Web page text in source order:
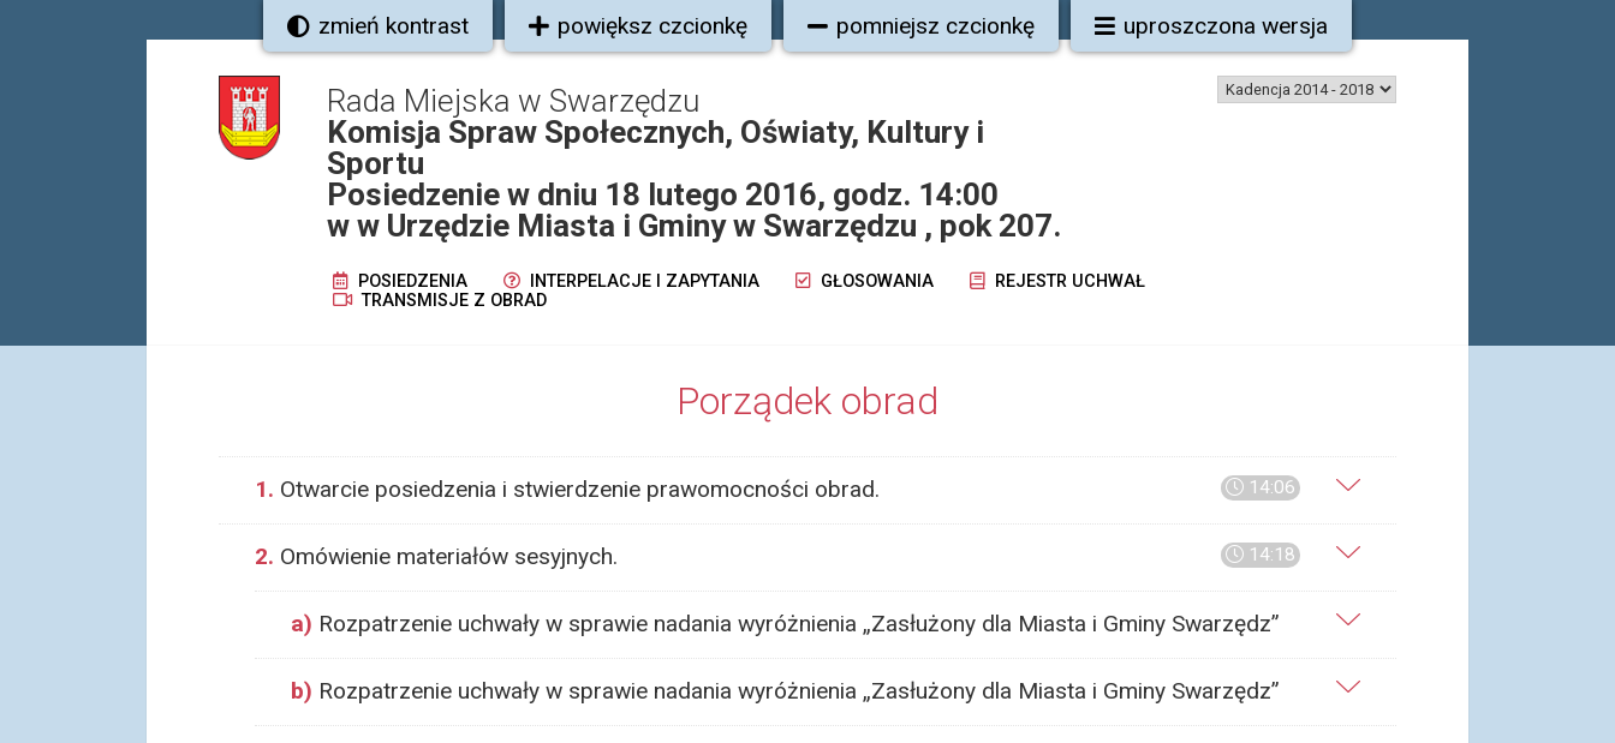
zmień kontrast powiększ czcionkę pomniejsz czcionkę uproszczona wersja
Rada Miejska w Swarzędzu
Komisja Spraw Społecznych, Oświaty, Kultury i
Sportu
Posiedzenie w dniu 18 lutego 2016, godz. 14:00
w w Urzędzie Miasta i Gminy w Swarzędzu , pok 207.
POSIEDZENIA INTERPELACJE I ZAPYTANIA GŁOSOWANIA
REJESTR UCHWAŁ
TRANSMISJE Z OBRAD
Porządek obrad
14:06
1. Otwarcie posiedzenia i stwierdzenie prawomocności obrad.
14:18
2. Omówienie materiałów sesyjnych.
a) Rozpatrzenie uchwały w sprawie nadania wyróżnienia „Zasłużony dla Miasta i Gminy Swarzędz”
b) Rozpatrzenie uchwały w sprawie nadania wyróżnienia „Zasłużony dla Miasta i Gminy Swarzędz”